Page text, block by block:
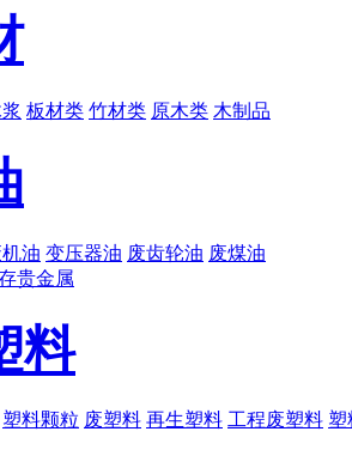
板材类 竹材类 原木类 木制品
机油 变压器油 废齿轮油 废煤油
贵金属
料
塑料颗粒 废塑料 再生塑料 工程废塑料 塑